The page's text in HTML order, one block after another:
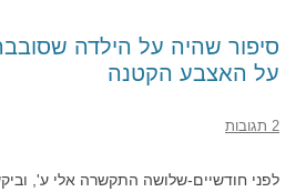
סיפור שהיה על הילדה
על האצבע הקטנה
2 תגובות
לפני חודשיים-שלושה התקשרה אלי ע',